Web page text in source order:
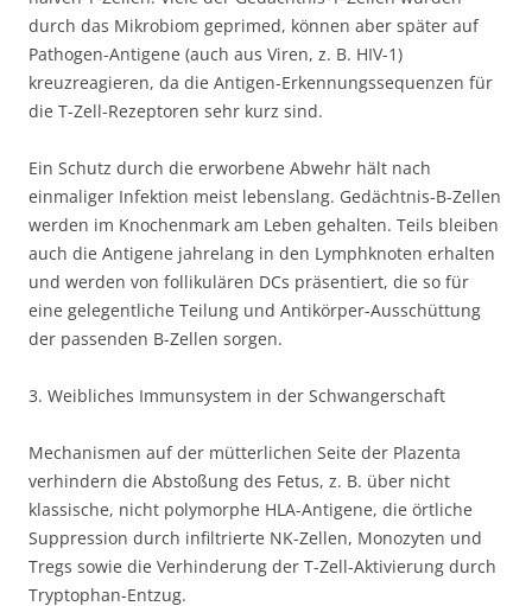
durch das Mikrobiom geprimed, können aber später auf
Pathogen-Antigene (auch aus Viren, z. B. HIV-1)
kreuzreagieren, da die Antigen-Erkennungssequenzen für
die T-Zell-Rezeptoren sehr kurz sind.
Ein Schutz durch die erworbene Abwehr hält nach
einmaliger Infektion meist lebenslang. Gedächtnis-B-Zellen
werden im Knochenmark am Leben gehalten. Teils bleiben
auch die Antigene jahrelang in den Lymphknoten erhalten
und werden von follikulären DCs präsentiert, die so für
eine gelegentliche Teilung und Antikörper-Ausschüttung
der passenden B-Zellen sorgen.
3. Weibliches Immunsystem in der Schwangerschaft
Mechanismen auf der mütterlichen Seite der Plazenta
verhindern die Abstoßung des Fetus, z. B. über nicht
klassische, nicht polymorphe HLA-Antigene, die örtliche
Suppression durch infiltrierte NK-Zellen, Monozyten und
Tregs sowie die Verhinderung der T-Zell-Aktivierung durch
Tryptophan-Entzug.